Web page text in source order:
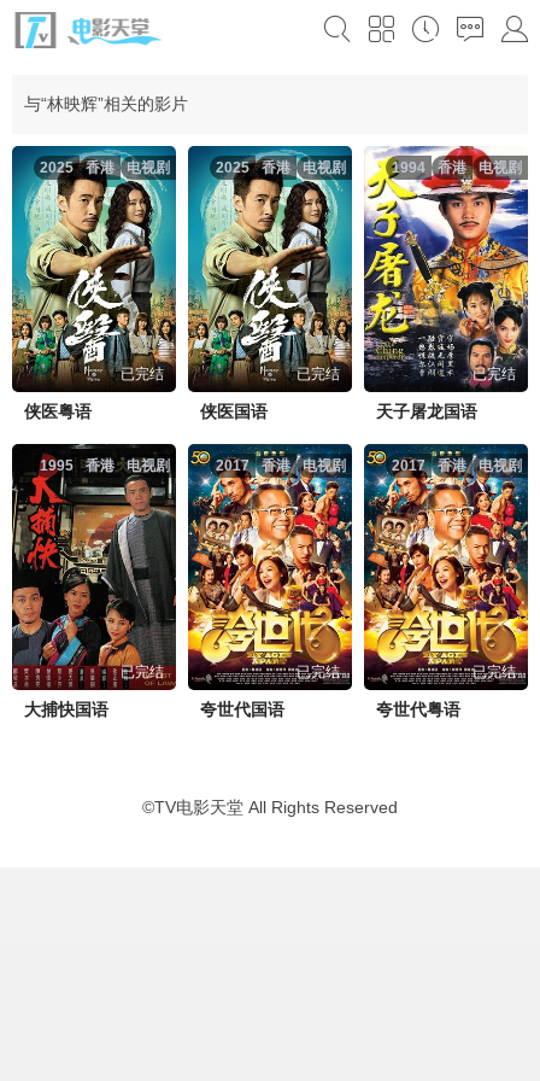
与“林映辉”相关的影片
电视剧
香港
2025
已完结
侠医粤语
电视剧
香港
2025
已完结
侠医国语
电视剧
香港
1994
已完结
天子屠龙国语
电视剧
香港
1995
已完结
大捕快国语
电视剧
香港
2017
已完结
夸世代国语
电视剧
香港
2017
已完结
夸世代粤语
©TV电影天堂 All Rights Reserved